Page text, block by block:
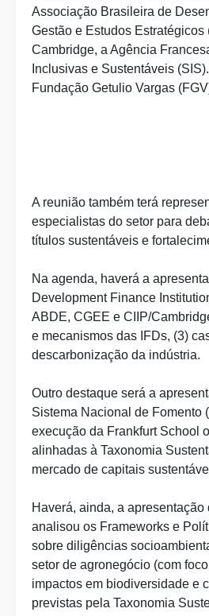
Associação Brasileira de
Gestão e Estudos
Cambridge, a Agência
Inclusivas e Sustentáveis
Fundação Getulio Vargas
A reunião também terá
especialistas do setor para
títulos sustentáveis e
Na agenda, haverá a
Development Finance
ABDE, CGEE e CIIP/
e mecanismos das IFDs, (3)
descarbonização da indústria.
Outro destaque será a
Sistema Nacional de Fomento
execução da Frankfurt School
alinhadas à Taxonomia
mercado de capitais
Haverá, ainda, a
analisou os Frameworks e
sobre diligências
setor de agronegócio (com
impactos em biodiversidade e
previstas pela Taxonomia